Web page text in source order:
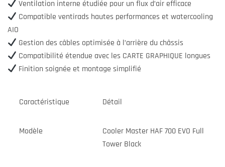
Ventilation interne étudiée pour un flux d’air efficace
Compatible ventirads hautes performances et watercooling
AIO
Gestion des câbles optimisée à l’arrière du châssis
Compatibilité étendue avec les CARTE GRAPHIQUE longues
Finition soignée et montage simplifié
Caractéristique Détail
Modèle
Cooler Master HAF 700 EVO Full
Tower Black